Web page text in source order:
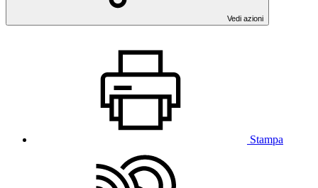
Vedi azioni
Stampa